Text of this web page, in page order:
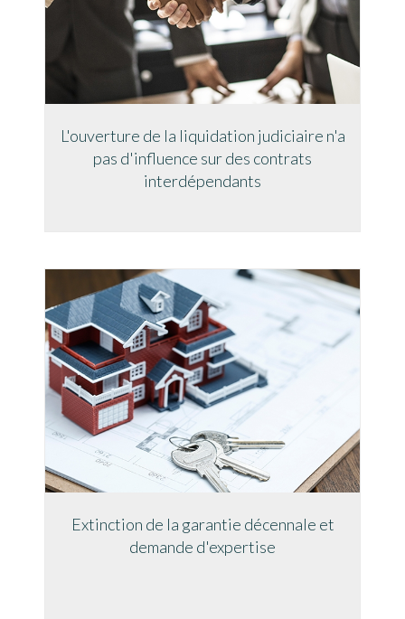
L'ouverture de la liquidation judiciaire n'a
pas d'influence sur des contrats
interdépendants
Extinction de la garantie décennale et
demande d'expertise